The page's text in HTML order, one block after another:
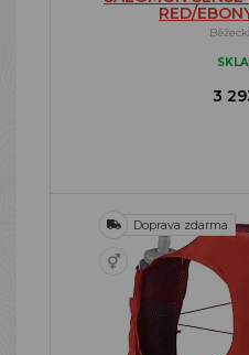
RED/
3
Doprava zdarma